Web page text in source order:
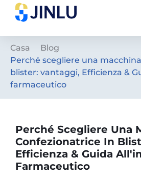
Casa
Blog
Perché scegliere una
blister: vantaggi, Efficienza &
farmaceutico
Perché Scegliere Una
Confezionatrice In
Efficienza & Guida
Farmaceutico